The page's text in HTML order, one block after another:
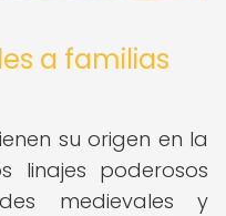
a familias
su origen en la
linajes poderosos
medievales y